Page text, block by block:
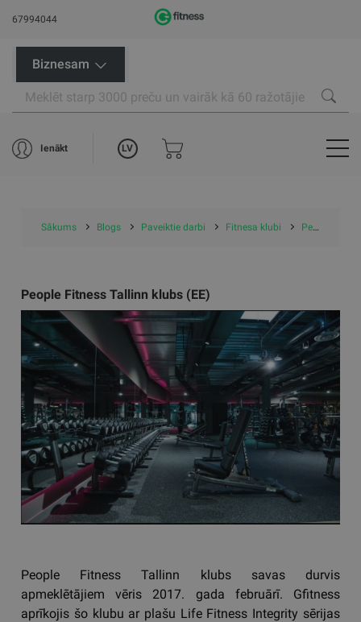
67994044
Biznesam
Ienākt LV
Sākums Blogs Paveiktie darbi Fitnesa klubi People Fitness Tallinn klubs (EE)
People Fitness Tallinn klubs (EE)
People Fitness Tallinn klubs savas durvis
apmeklētājiem vēris 2017. gada februārī. Gfitness
aprīkojis šo klubu ar plašu Life Fitness Integrity sērijas